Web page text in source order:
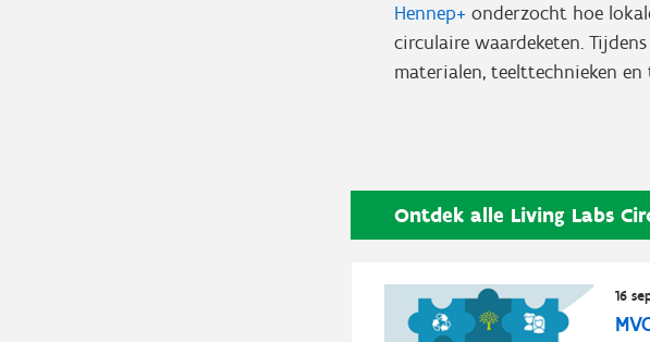
Hennep+ onderzocht hoe
circulaire waardeketen.
materialen, teelttechnieken
Ontdek alle Living Labs
16